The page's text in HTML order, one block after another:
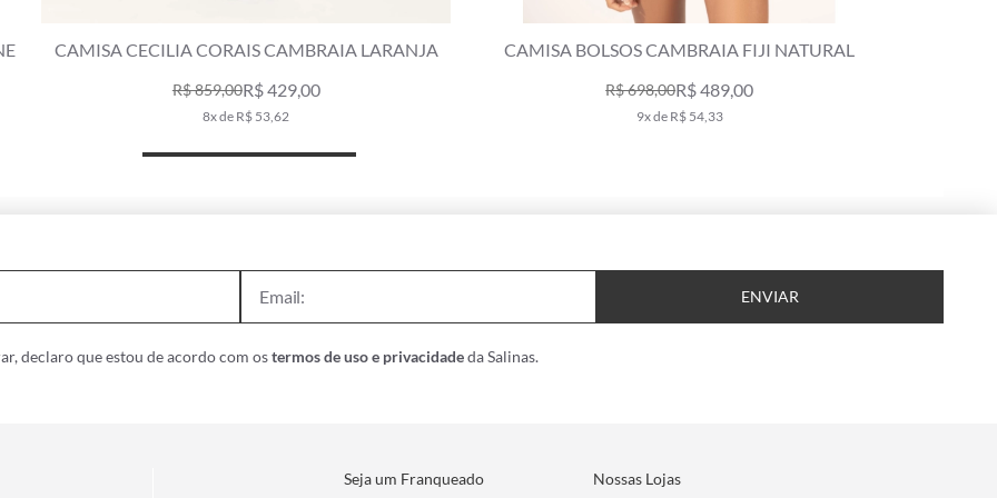
CAMISA BOLSOS CAMBRAIA FIJI NATURAL
R$ 698,00R$ 489,00
9x de R$ 54,33
CAMISA CECILIA CAMBRAIA LIGHT AREIA
R$ 919,00R$ 549,00
10x de R$ 54,90
ENVIAR
declaro que estou de acordo com ostermos de uso e privacidadeda Salinas.
Seja um Franqueado Nossas Lojas